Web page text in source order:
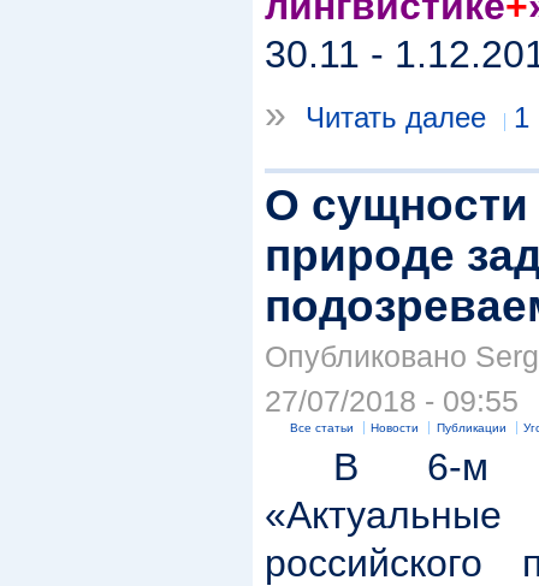
30.11 -
»
Читать далее 1
О
природе
Опубликовано
27/07/2018 - 09:55
Все статьи Новости Публикации
В 6-м